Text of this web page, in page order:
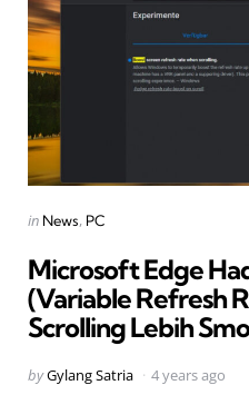
Categories
Posted
in News PC
Microsoft Edge
(Variable Refresh
Scrolling Lebih
Posted
byGylang Satria 4 years ago